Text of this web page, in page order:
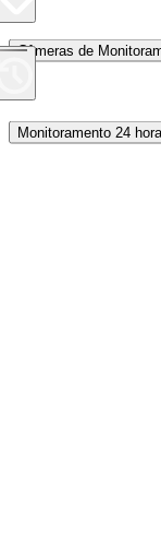
Câmeras de
Monitoramento 24